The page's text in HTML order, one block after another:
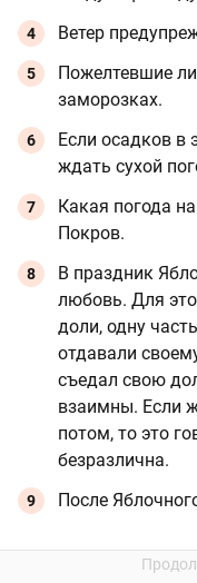
Ветер
Пожелтевшие
заморозках.
Если осадков в
ждать сухой
Какая погода
Покров.
В праздник
любовь. Для
доли, одну
отдавали
съедал свою
взаимны. Если
потом, то это
безразлична.
После